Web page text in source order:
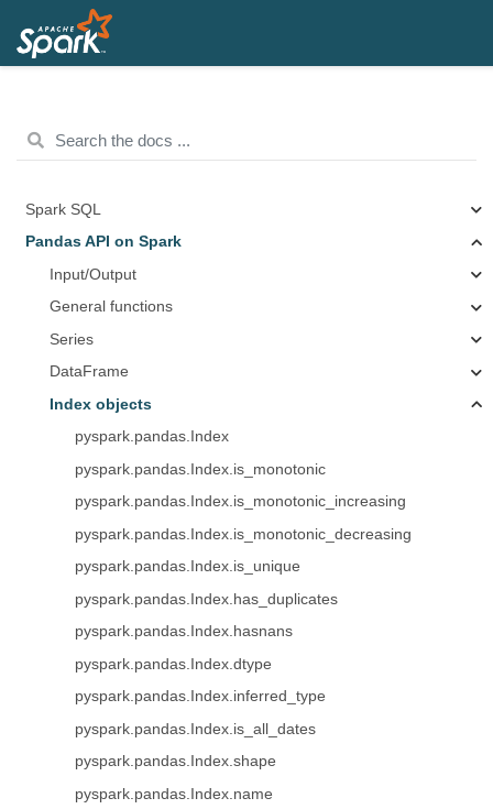
Spark SQL
Pandas API on Spark
Input/Output
General functions
Series
DataFrame
Index objects
pyspark.pandas.Index
pyspark.pandas.Index.is_monotonic
pyspark.pandas.Index.is_monotonic_increasing
pyspark.pandas.Index.is_monotonic_decreasing
pyspark.pandas.Index.is_unique
pyspark.pandas.Index.has_duplicates
pyspark.pandas.Index.hasnans
pyspark.pandas.Index.dtype
pyspark.pandas.Index.inferred_type
pyspark.pandas.Index.is_all_dates
pyspark.pandas.Index.shape
pyspark.pandas.Index.name